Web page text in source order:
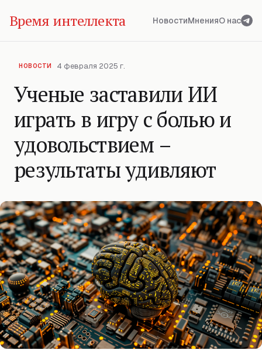
Время интеллекта НовостиМненияО нас
НОВОСТИ 4 февраля 2025 г.
Ученые заставили ИИ
играть в игру с болью и
удовольствием –
результаты удивляют